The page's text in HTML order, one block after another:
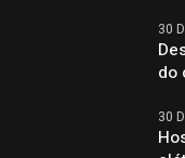
30
do
30